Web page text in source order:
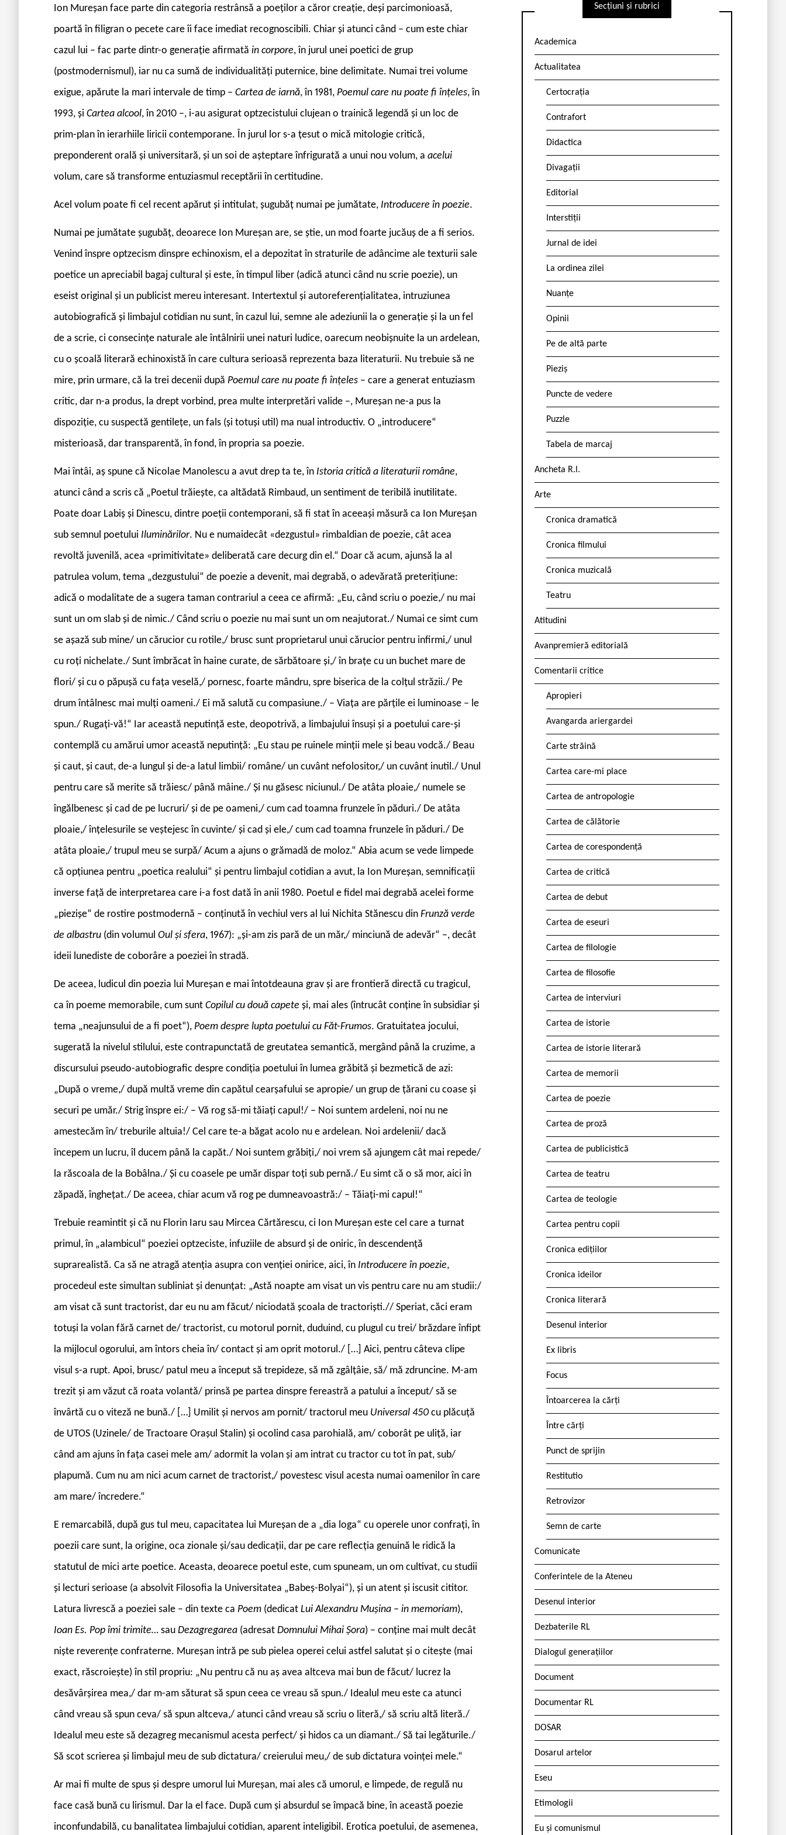
Ion Mureșan face parte din categoria restrânsă a poeților a căror creație, deși parcimonioasă,
poartă în filigran o pecete care îi face imediat recognoscibili. Chiar și atunci când – cum este chiar
cazul lui – fac parte dintr-o generație afirmată in corpore, în jurul unei poetici de grup
(postmodernismul), iar nu ca sumă de individualități puternice, bine delimitate. Numai trei volume
exigue, apărute la mari intervale de timp – Cartea de iarnă, în 1981, Poemul care nu poate fi înțeles, în
1993, și Cartea alcool, în 2010 –, i-au asigurat optzecistului clujean o trainică legendă și un loc de
prim-plan în ierarhiile liricii contemporane. În jurul lor s-a țesut o mică mitologie critică,
preponderent orală și universitară, și un soi de așteptare înfrigurată a unui nou volum, a acelui
volum, care să transforme entuziasmul receptării în certitudine.
Acel volum poate fi cel recent apărut și intitulat, șugubăț numai pe jumătate, Introducere în poezie.
Numai pe jumătate șugubăț, deoarece Ion Mureșan are, se știe, un mod foarte jucăuș de a fi serios.
Venind înspre optzecism dinspre echinoxism, el a depozitat în straturile de adâncime ale texturii sale
poetice un apreciabil bagaj cultural și este, în timpul liber (adică atunci când nu scrie poezie), un
eseist original și un publicist mereu interesant. Intertextul și autoreferențialitatea, intruziunea
autobiografică și limbajul cotidian nu sunt, în cazul lui, semne ale adeziunii la o generație și la un fel
de a scrie, ci consecințe naturale ale întâlnirii unei naturi ludice, oarecum neobișnuite la un ardelean,
cu o școală literară echinoxistă în care cultura serioasă reprezenta baza literaturii. Nu trebuie să ne
mire, prin urmare, că la trei decenii după Poemul care nu poate fi înțeles – care a generat entuziasm
critic, dar n-a produs, la drept vorbind, prea multe interpretări valide –, Mureșan ne-a pus la
dispoziție, cu suspectă gentilețe, un fals (și totuși util) ma nual introductiv. O „introducere“
misterioasă, dar transparentă, în fond, în propria sa poezie.
Mai întâi, aș spune că Nicolae Manolescu a avut drep ta te, în Istoria critică a literaturii române,
atunci când a scris că „Poetul trăiește, ca altădată Rimbaud, un sentiment de teribilă inutilitate.
Poate doar Labiș și Dinescu, dintre poeții contemporani, să fi stat în aceeași măsură ca Ion Mureșan
sub semnul poetului Iluminărilor. Nu e numaidecât «dezgustul» rimbaldian de poezie, cât acea
revoltă juvenilă, acea «primitivitate» deliberată care decurg din el.“ Doar că acum, ajunsă la al
patrulea volum, tema „dezgustului“ de poezie a devenit, mai degrabă, o adevărată preterițiune:
adică o modalitate de a sugera taman contrariul a ceea ce afirmă: „Eu, când scriu o poezie,/ nu mai
sunt un om slab și de nimic./ Când scriu o poezie nu mai sunt un om neajutorat./ Numai ce simt cum
se așază sub mine/ un cărucior cu rotile,/ brusc sunt proprietarul unui cărucior pentru infirmi,/ unul
cu roți nichelate./ Sunt îmbrăcat în haine curate, de sărbătoare și,/ în brațe cu un buchet mare de
flori/ și cu o păpușă cu fața veselă,/ pornesc, foarte mândru, spre biserica de la colțul străzii./ Pe
drum întâlnesc mai mulți oameni./ Ei mă salută cu compasiune./ – Viața are părțile ei luminoase – le
spun./ Rugați-vă!“ Iar această neputință este, deopotrivă, a limbajului însuși și a poetului care-și
contemplă cu amărui umor această neputință: „Eu stau pe ruinele minții mele și beau vodcă./ Beau
și caut, și caut, de-a lungul și de-a latul limbii/ române/ un cuvânt nefolositor,/ un cuvânt inutil./ Unul
pentru care să merite să trăiesc/ până mâine./ Și nu găsesc niciunul./ De atâta ploaie,/ numele se
îngălbenesc și cad de pe lucruri/ și de pe oameni,/ cum cad toamna frunzele în păduri./ De atâta
ploaie,/ înțelesurile se veștejesc în cuvinte/ și cad și ele,/ cum cad toamna frunzele în păduri./ De
atâta ploaie,/ trupul meu se surpă/ Acum a ajuns o grămadă de moloz.“ Abia acum se vede limpede
că opțiunea pentru „poetica realului“ și pentru limbajul cotidian a avut, la Ion Mureșan, semnificații
inverse față de interpretarea care i-a fost dată în anii 1980. Poetul e fidel mai degrabă acelei forme
„piezișe“ de rostire postmodernă – conținută în vechiul vers al lui Nichita Stănescu din Frunză verde
de albastru (din volumul Oul și sfera, 1967): „și-am zis pară de un măr,/ minciună de adevăr“ –, decât
ideii lunediste de coborâre a poeziei în stradă.
De aceea, ludicul din poezia lui Mureșan e mai întotdeauna grav și are frontieră directă cu tragicul,
ca în poeme memorabile, cum sunt Copilul cu două capete și, mai ales (întrucât conține în subsidiar și
tema „neajunsului de a fi poet“), Poem despre lupta poetului cu Făt-Frumos. Gratuitatea jocului,
sugerată la nivelul stilului, este contrapunctată de greutatea semantică, mergând până la cruzime, a
discursului pseudo-autobiografic despre condiția poetului în lumea grăbită și bezmetică de azi:
„După o vreme,/ după multă vreme din capătul cearșafului se apropie/ un grup de țărani cu coase și
securi pe umăr./ Strig înspre ei:/ – Vă rog să-mi tăiați capul!/ – Noi suntem ardeleni, noi nu ne
amestecăm în/ treburile altuia!/ Cel care te-a băgat acolo nu e ardelean. Noi ardelenii/ dacă
începem un lucru, îl ducem până la capăt./ Noi suntem grăbiți,/ noi vrem să ajungem cât mai repede/
la răscoala de la Bobâlna./ Și cu coasele pe umăr dispar toți sub pernă./ Eu simt că o să mor, aici în
zăpadă, înghețat./ De aceea, chiar acum vă rog pe dumneavoastră:/ – Tăiați-mi capul!“
Trebuie reamintit și că nu Florin Iaru sau Mircea Cărtărescu, ci Ion Mureșan este cel care a turnat
primul, în „alambicul“ poeziei optzeciste, infuziile de absurd și de oniric, în descendență
suprarealistă. Ca să ne atragă atenția asupra con venției onirice, aici, în Introducere în poezie,
procedeul este simultan subliniat și denunțat: „Astă noapte am visat un vis pentru care nu am studii:/
am visat că sunt tractorist, dar eu nu am făcut/ niciodată școala de tractoriști.// Speriat, căci eram
totuși la volan fără carnet de/ tractorist, cu motorul pornit, duduind, cu plugul cu trei/ brăzdare înfipt
la mijlocul ogorului, am întors cheia în/ contact și am oprit motorul./ […] Aici, pentru câteva clipe
visul s-a rupt. Apoi, brusc/ patul meu a început să trepideze, să mă zgâlțâie, să/ mă zdruncine. M-am
trezit și am văzut că roata volantă/ prinsă pe partea dinspre fereastră a patului a început/ să se
învârtă cu o viteză ne bună./ […] Umilit și nervos am pornit/ tractorul meu Universal 450 cu plăcuță
de UTOS (Uzinele/ de Tractoare Orașul Stalin) și ocolind casa parohială, am/ coborât pe uliță, iar
când am ajuns în fața casei mele am/ adormit la volan și am intrat cu tractor cu tot în pat, sub/
plapumă. Cum nu am nici acum carnet de tractorist,/ povestesc visul acesta numai oamenilor în care
am mare/ încredere.“
E remarcabilă, după gus tul meu, capacitatea lui Mureșan de a „dia loga“ cu operele unor confrați, în
poezii care sunt, la origine, oca zionale și/sau dedicații, dar pe care reflecția genuină le ridică la
statutul de mici arte poetice. Aceasta, deoarece poetul este, cum spuneam, un om cultivat, cu studii
și lecturi serioase (a absolvit Filosofia la Universitatea „Babeș-Bolyai“), și un atent și iscusit cititor.
Latura livrescă a poeziei sale – din texte ca Poem (dedicat Lui Alexandru Mușina – in memoriam),
Ioan Es. Pop îmi trimite… sau Dezagregarea (adresat Domnului Mihai Șora) – conține mai mult decât
niște reverențe confraterne. Mureșan intră pe sub pielea operei celui astfel salutat și o citește (mai
exact, răscroiește) în stil propriu: „Nu pentru că nu aș avea altceva mai bun de făcut/ lucrez la
desăvârșirea mea,/ dar m-am săturat să spun ceea ce vreau să spun./ Idealul meu este ca atunci
când vreau să spun ceva/ să spun altceva,/ atunci când vreau să scriu o literă,/ să scriu altă literă./
Idealul meu este să dezagreg mecanismul acesta perfect/ și hidos ca un diamant./ Să tai legăturile./
Să scot scrierea și limbajul meu de sub dictatura/ creierului meu,/ de sub dictatura voinței mele.“
Ar mai fi multe de spus și despre umorul lui Mureșan, mai ales că umorul, e limpede, de regulă nu
face casă bună cu lirismul. Dar la el face. După cum și absurdul se împacă bine, în această poezie
inconfundabilă, cu banalitatea limbajului cotidian, aparent inteligibil. Erotica poetului, de asemenea,
Secțiuni și rubrici
Academica
Actualitatea
Certocrația
Contrafort
Didactica
Divagații
Editorial
Interstiții
Jurnal de idei
La ordinea zilei
Nuanțe
Opinii
Pe de altă parte
Pieziș
Puncte de vedere
Puzzle
Tabela de marcaj
Ancheta R.l.
Arte
Cronica dramatică
Cronica filmului
Cronica muzicală
Teatru
Atitudini
Avanpremieră editorială
Comentarii critice
Apropieri
Avangarda ariergardei
Carte străină
Cartea care-mi place
Cartea de antropologie
Cartea de călătorie
Cartea de corespondență
Cartea de critică
Cartea de debut
Cartea de eseuri
Cartea de filologie
Cartea de filosofie
Cartea de interviuri
Cartea de istorie
Cartea de istorie literară
Cartea de memorii
Cartea de poezie
Cartea de proză
Cartea de publicistică
Cartea de teatru
Cartea de teologie
Cartea pentru copii
Cronica edițiilor
Cronica ideilor
Cronica literară
Desenul interior
Ex libris
Focus
Întoarcerea la cărți
Între cărți
Punct de sprijin
Restitutio
Retrovizor
Semn de carte
Comunicate
Conferintele de la Ateneu
Desenul interior
Dezbaterile RL
Dialogul generațiilor
Document
Documentar RL
DOSAR
Dosarul artelor
Eseu
Etimologii
Eu și comunismul